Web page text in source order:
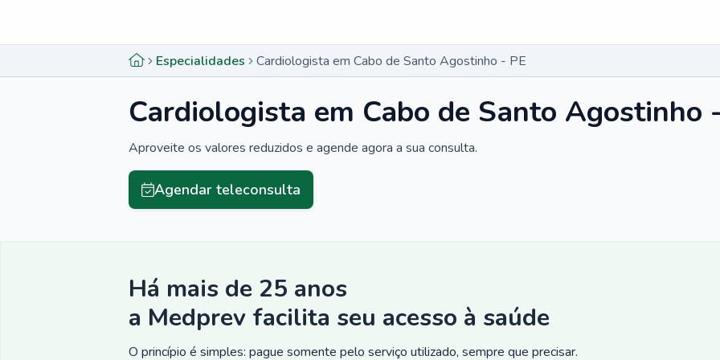
Especialidades Cardiologista em Cabo de Santo Agostinho - PE
Cardiologista em Cabo de Santo Agostinho
Aproveite os valores reduzidos e agende agora a sua consulta.
Agendar teleconsulta
Há mais de 25 anos
a Medprev facilita seu acesso à saúde
O princípio é simples: pague somente pelo serviço utilizado, sempre que precisar.